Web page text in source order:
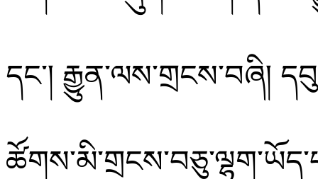
དང༌། རྒྱུན་ལས་གྲངས་བཞི།